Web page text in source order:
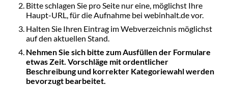
Bitte schlagen Sie pro Seite nur eine, möglichst Ihre
Haupt-URL, für die Aufnahme bei webinhalt.de vor.
Halten Sie Ihren Eintrag im Webverzeichnis möglichst
auf den aktuellen Stand.
Nehmen Sie sich bitte zum Ausfüllen der Formulare
etwas Zeit. Vorschläge mit ordentlicher
Beschreibung und korrekter Kategoriewahl werden
bevorzugt bearbeitet.